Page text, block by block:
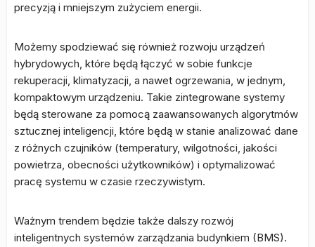
precyzją i mniejszym zużyciem energii.
Możemy spodziewać się również rozwoju urządzeń
hybrydowych, które będą łączyć w sobie funkcje
rekuperacji, klimatyzacji, a nawet ogrzewania, w jednym,
kompaktowym urządzeniu. Takie zintegrowane systemy
będą sterowane za pomocą zaawansowanych algorytmów
sztucznej inteligencji, które będą w stanie analizować dane
z różnych czujników (temperatury, wilgotności, jakości
powietrza, obecności użytkowników) i optymalizować
pracę systemu w czasie rzeczywistym.
Ważnym trendem będzie także dalszy rozwój
inteligentnych systemów zarządzania budynkiem (BMS).